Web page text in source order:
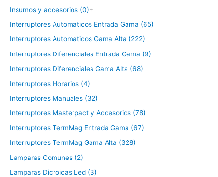
Insumos y accesorios (0)+
Interruptores Automaticos Entrada Gama (65)
Interruptores Automaticos Gama Alta (222)
Interruptores Diferenciales Entrada Gama (9)
Interruptores Diferenciales Gama Alta (68)
Interruptores Horarios (4)
Interruptores Manuales (32)
Interruptores Masterpact y Accesorios (78)
Interruptores TermMag Entrada Gama (67)
Interruptores TermMag Gama Alta (328)
Lamparas Comunes (2)
Lamparas Dicroicas Led (3)